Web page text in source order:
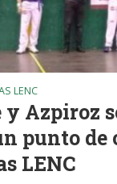
LENC
Azpiroz
punto de
LENC